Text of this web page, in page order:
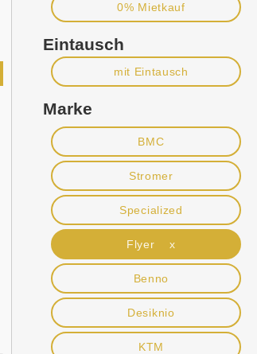
0% Mietkauf
Eintausch
mit Eintausch
Marke
BMC
Stromer
Specialized
Flyer x
Benno
Desiknio
KTM